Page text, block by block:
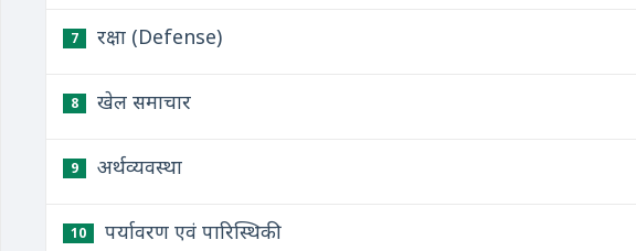
7 रक्षा (Defense)
8 खेल समाचार
9 अर्थव्यवस्था
10 पर्यावरण एवं पारिस्थिकी